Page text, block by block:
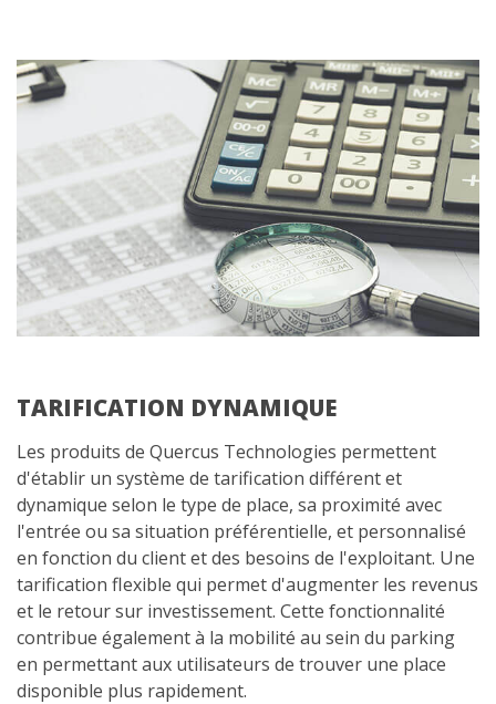
TARIFICATION DYNAMIQUE
Les produits de Quercus Technologies permettent
d'établir un système de tarification différent et
dynamique selon le type de place, sa proximité avec
l'entrée ou sa situation préférentielle, et personnalisé
en fonction du client et des besoins de l'exploitant. Une
tarification flexible qui permet d'augmenter les revenus
et le retour sur investissement. Cette fonctionnalité
contribue également à la mobilité au sein du parking
en permettant aux utilisateurs de trouver une place
disponible plus rapidement.